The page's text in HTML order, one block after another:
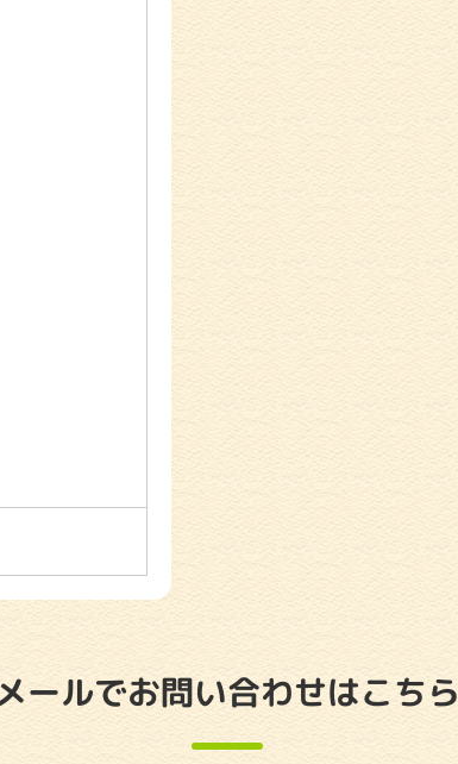
ールでお問い合わせはこちら